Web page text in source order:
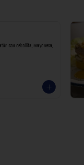
con cebollita, mayonesa,